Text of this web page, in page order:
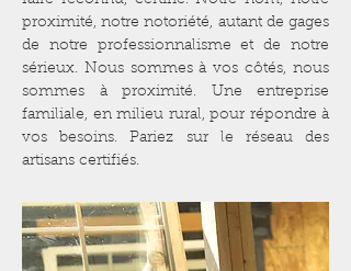
proximité, notre notoriété, autant de gages
de notre professionnalisme et de notre
sérieux. Nous sommes à vos côtés, nous
sommes à proximité. Une entreprise
familiale, en milieu rural, pour répondre à
vos besoins. Pariez sur le réseau des
artisans certifiés.